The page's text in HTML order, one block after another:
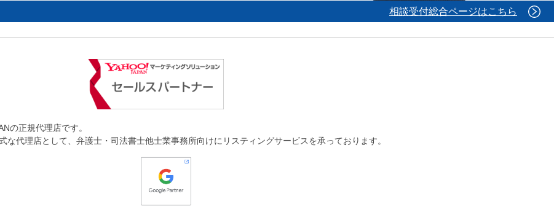
相談受付総合ページはこちら
の正規代理店です。
な代理店として、弁護士・司法書士他士業事務所向けにリスティングサービスを承っております。